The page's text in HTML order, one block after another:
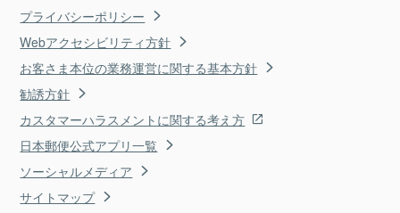
プライバシーポリシー
Webアクセシビリティ方針
お客さま本位の業務運営に関する基本方針
勧誘方針
カスタマーハラスメントに関する考え方
日本郵便公式アプリ一覧
ソーシャルメディア
サイトマップ